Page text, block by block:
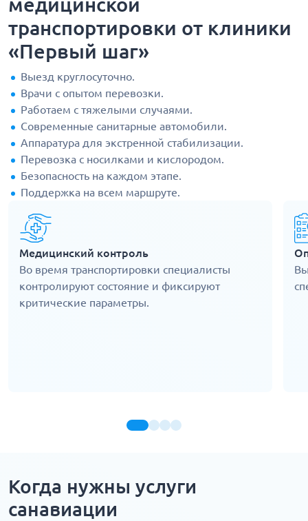
транспортировки от клиники
«Первый шаг»
Выезд круглосуточно.
Врачи с опытом перевозки.
Работаем с тяжелыми случаями.
Современные санитарные автомобили.
Аппаратура для экстренной стабилизации.
Перевозка с носилками и кислородом.
Безопасность на каждом этапе.
Поддержка на всем маршруте.
Медицинский контроль
Во время транспортировки специалисты
контролируют состояние и фиксируют
критические параметры.
Когда нужны услуги
санавиации